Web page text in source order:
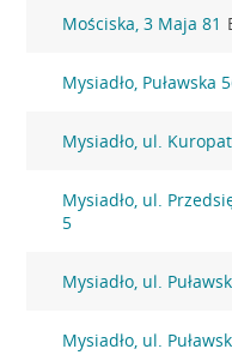
Mościska, 3 Maja 81
Mysiadło, Puławska
Mysiadło, ul.
Mysiadło, ul.
5
Mysiadło, ul.
Mysiadło, ul.